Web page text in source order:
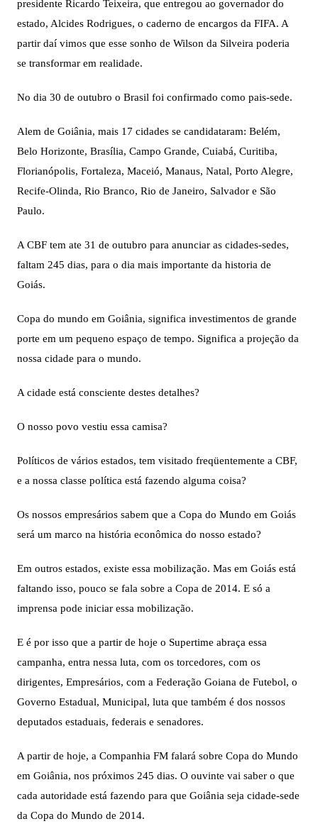
presidente Ricardo Teixeira, que entregou ao governador do
estado, Alcides Rodrigues, o caderno de encargos da FIFA. A
partir daí vimos que esse sonho de Wilson da Silveira poderia
se transformar em realidade.
No dia 30 de outubro o Brasil foi confirmado como pais-sede.
Alem de Goiânia, mais 17 cidadesse candidataram: Belém,
Belo Horizonte, Brasília, Campo Grande, Cuiabá, Curitiba,
Florianópolis, Fortaleza, Maceió, Manaus, Natal, Porto Alegre,
Recife-Olinda, Rio Branco, Rio de Janeiro, Salvador e São
Paulo.
A CBF tem ate 31 de outubro para anunciar as cidades-sedes,
faltam 245 dias, para o dia mais importante da historia de
Goiás.
Copa do mundo em Goiânia, significa investimentos de grande
porte em um pequeno espaço de tempo. Significa a projeção da
nossa cidade para o mundo.
A cidade está consciente destes detalhes?
O nosso povo vestiu essa camisa?
Políticos de vários estados, tem visitado freqüentemente a CBF,
e a nossa classe política está fazendo alguma coisa?
Os nossos empresários sabem que a Copa do Mundo em Goiás
será um marco na história econômica do nosso estado?
Em outros estados, existe essa mobilização. Mas em Goiás está
faltando isso, pouco se fala sobre a Copa de 2014. E só a
imprensa pode iniciar essa mobilização.
E é por isso que a partir de hoje o Supertime abraça essa
campanha, entra nessa luta, com os torcedores, com os
dirigentes, Empresários, com a Federação Goiana de Futebol, o
Governo Estadual, Municipal, luta que também é dos nossos
deputados estaduais, federais e senadores.
A partir de hoje, a Companhia FM falará sobre Copa do Mundo
em Goiânia, nos próximos 245 dias. O ouvinte vai saber o que
cada autoridade está fazendo para que Goiânia seja cidade-sede
da Copa do Mundo de 2014.